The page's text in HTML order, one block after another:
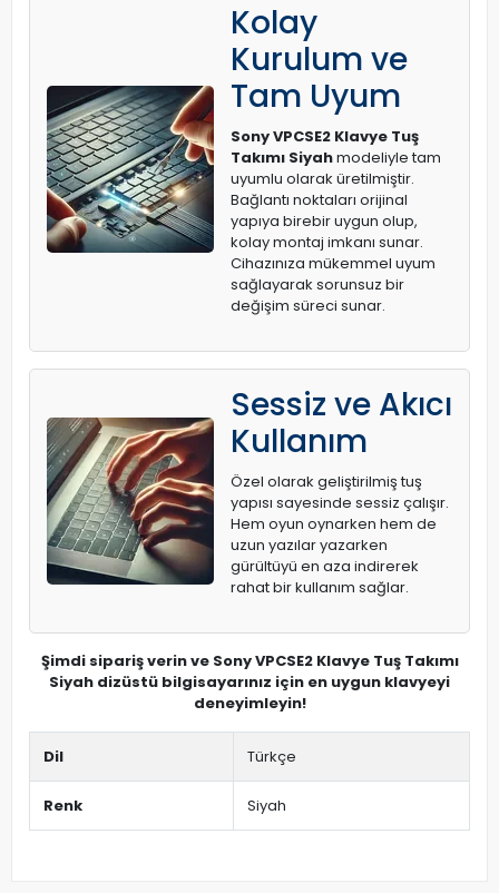
Kolay
Kurulum ve
Tam Uyum
Sony VPCSE2 Klavye Tuş
Takımı Siyahmodeliyle tam
uyumlu olarak üretilmiştir.
Bağlantı noktaları orijinal
yapıya birebir uygun olup,
kolay montaj imkanı sunar.
Cihazınıza mükemmel uyum
sağlayarak sorunsuz bir
değişim süreci sunar.
Sessiz ve Akıcı
Kullanım
Özel olarak geliştirilmiş tuş
yapısı sayesinde sessiz çalışır.
Hem oyun oynarken hem de
uzun yazılar yazarken
gürültüyü en aza indirerek
rahat bir kullanım sağlar.
Şimdi sipariş verin ve Sony VPCSE2 Klavye Tuş Takımı
Siyah dizüstü bilgisayarınız için en uygun klavyeyi
deneyimleyin!
Dil Türkçe
Renk Siyah